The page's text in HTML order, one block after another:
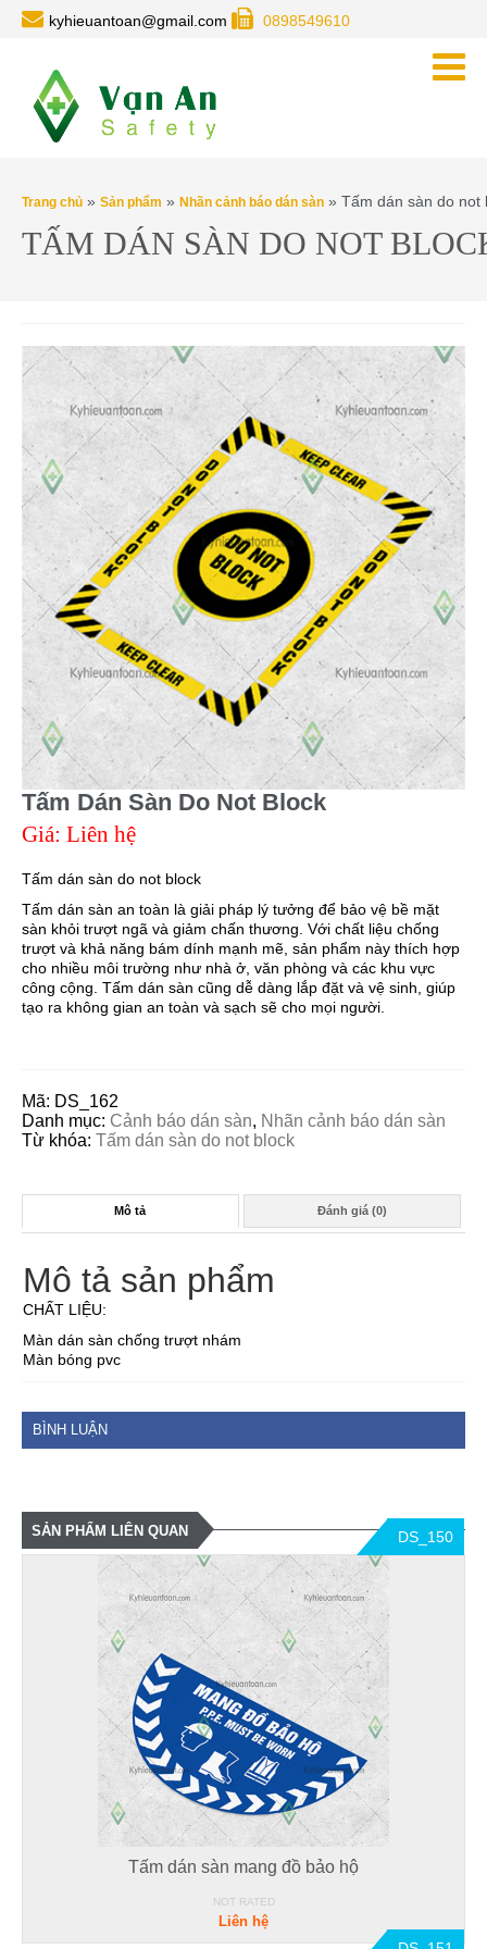
kyhieuantoan@gmail.com 0898549610
Trang chủ » Sản phẩm » Nhãn cảnh báo dán sàn » Tấm dán sàn do not
TẤM DÁN SÀN DO NOT
Tấm Dán Sàn Do Not Block
Giá: Liên hệ
Tấm dán sàn do not block
Tấm dán sàn an toàn là giải pháp lý tưởng để bảo vệ bề mặt
sàn khỏi trượt ngã và giảm chấn thương. Với chất liệu chống
trượt và khả năng bám dính mạnh mẽ, sản phẩm này thích hợp
cho nhiều môi trường như nhà ở, văn phòng và các khu vực
công cộng. Tấm dán sàn cũng dễ dàng lắp đặt và vệ sinh, giúp
tạo ra không gian an toàn và sạch sẽ cho mọi người.
Mã: DS_162
Danh mục: Cảnh báo dán sàn, Nhãn cảnh báo dán sàn
Từ khóa: Tấm dán sàn do not block
Mô tả Đánh giá (0)
Mô tả sản phẩm
CHẤT LIỆU:
Màn dán sàn chống trượt nhám
Màn bóng pvc
BÌNH LUẬN
SẢN PHẨM LIÊN QUAN DS_150
Tấm dán sàn mang đồ bảo hộ
NOT RATED
Liên hệ